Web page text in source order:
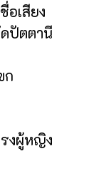
อเสียง
ดปัตตานี
ก
งผู้หญิง